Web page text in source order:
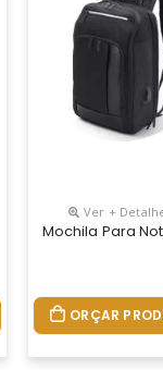
Ver +
Mochila Para
ORÇAR